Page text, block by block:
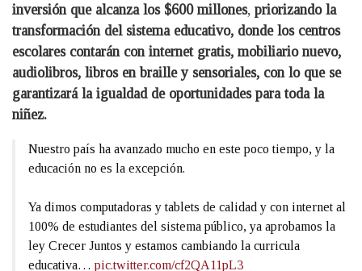
inversión que alcanza los $600 millones, priorizando la
transformación del sistema educativo, donde los centros
escolares contarán con internet gratis, mobiliario nuevo,
audiolibros, libros en braille y sensoriales, con lo que se
garantizará la igualdad de oportunidades para toda la
niñez.
Nuestro país ha avanzado mucho en este poco tiempo, y la
educación no es la excepción.
Ya dimos computadoras y tablets de calidad y con internet al
100% de estudiantes del sistema público, ya aprobamos la
ley Crecer Juntos y estamos cambiando la curricula
educativa… pic.twitter.com/cf2QA11pL3